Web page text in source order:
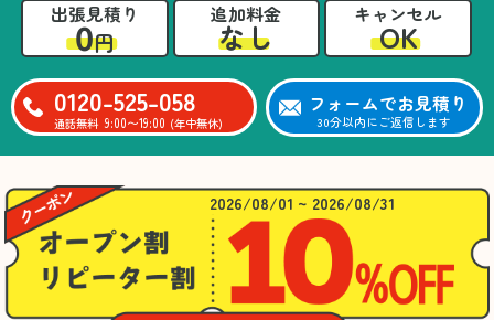
出張見積り
0円
追加料金
なし
キャンセル
OK
0120-525-058
通話無料 9:00〜19:00 (年中無休)
フォームでお見積り
30分以内にご返信します
2026/08/01 ~ 2026/08/31